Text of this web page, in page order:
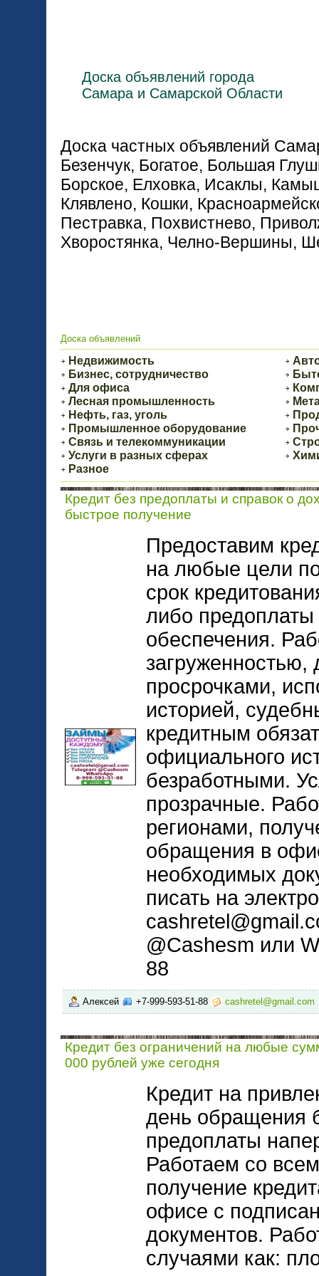
Доска объявлений города
Самара и Самарской Области
Доска частных объявлений
Безенчук, Богатое, Большая
Борское, Елховка, Исаклы,
Клявлено, Кошки,
Пестравка, Похвистнево,
Хворостянка, Челно-Вершины,
Доска объявлений
Недвижимость
Бизнес, сотрудничество
Для офиса
Лесная промышленность
Нефть, газ, уголь
Промышленное оборудование
Связь и телекоммуникации
Услуги в разных сферах
Разное
Кредит без предоплаты и справок о
быстрое получение
Предоставим
на любые цели
срок
либо предоплаты
обеспечения.
просрочками,
историей,
кредитным
официального
безработными.
прозрачные.
регионами,
обращения в
необходимых
писать на
@Cashesm или
88
Алексей +7-999-593-51-88 cashretel@gmail.com
Кредит без ограничений на любые
000 рублей уже сегодня
Кредит на
день обращения
предоплаты
Работаем со
получение
офисе с
документов.
случаями как: